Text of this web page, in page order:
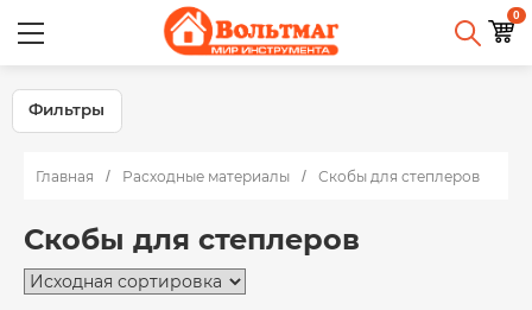
0
Фильтры
Главная Расходные материалы Скобы для степлеров
Скобы для степлеров